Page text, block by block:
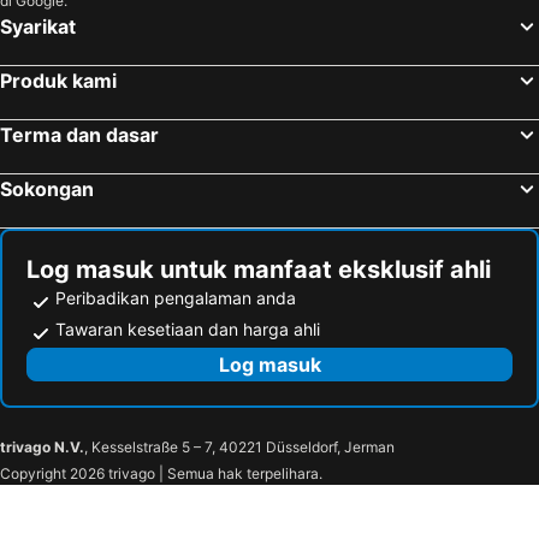
Sapporo, Hokkaido Hotels
Fukuoka, Kyushu Island Hotels
Nagoya, Chubu und Hokuriku Hotels
Syarikat
Produk kami
Terma dan dasar
Sokongan
Log masuk untuk manfaat eksklusif ahli
Peribadikan pengalaman anda
Tawaran kesetiaan dan harga ahli
Log masuk
trivago N.V., Kesselstraße 5 – 7, 40221 Düsseldorf, Jerman
Copyright 2026 trivago | Semua hak terpelihara.